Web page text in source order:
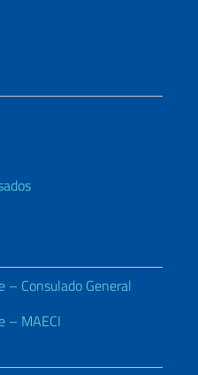
Consulado General
– MAECI